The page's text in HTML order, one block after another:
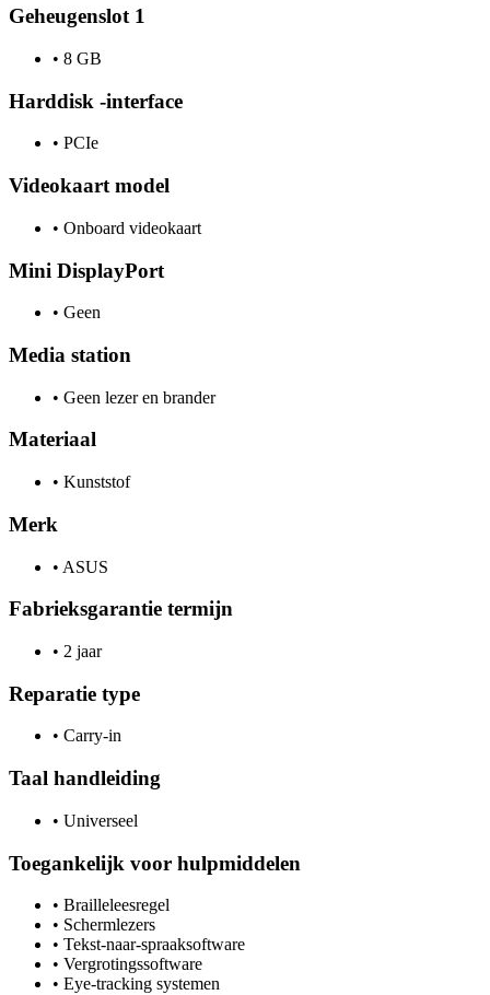
Geheugenslot 1
• 8 GB
Harddisk -interface
• PCIe
Videokaart model
• Onboard videokaart
Mini DisplayPort
• Geen
Media station
• Geen lezer en brander
Materiaal
• Kunststof
Merk
• ASUS
Fabrieksgarantie termijn
• 2 jaar
Reparatie type
• Carry-in
Taal handleiding
• Universeel
Toegankelijk voor hulpmiddelen
• Brailleleesregel
• Schermlezers
• Tekst-naar-spraaksoftware
• Vergrotingssoftware
• Eye-tracking systemen